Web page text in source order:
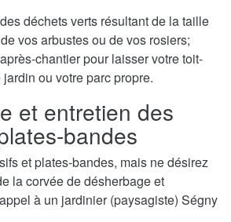
déchets verts résultant de la taille
vos arbustes ou de vos rosiers;
chantier pour laisser votre toit-
ou votre parc propre.
et entretien des
bandes
et plates-bandes, mais ne désirez
la corvée de désherbage et
à un jardinier (paysagiste) Ségny